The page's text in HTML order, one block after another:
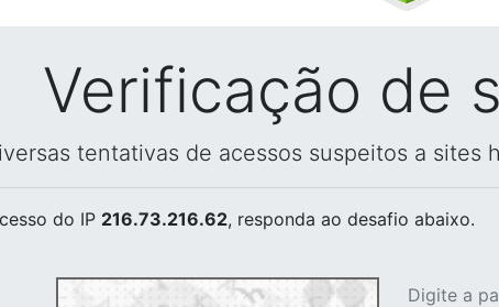
Verificação de
tentativas de acessos suspeitos a sites
do IP 216.73.216.62, responda ao desafio abaixo.
Digite a